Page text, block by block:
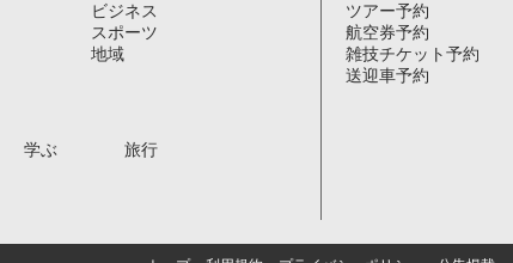
ビジネス
スポーツ
地域
学ぶ 旅行
ツアー予約
航空券予約
雑技チケット予約
送迎車予約